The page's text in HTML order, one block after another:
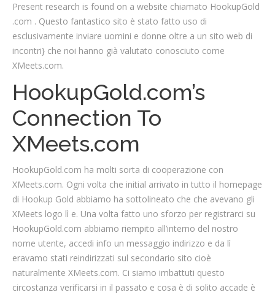
Present research is found on a website chiamato HookupGold
.com . Questo fantastico sito è stato fatto uso di
esclusivamente inviare uomini e donne oltre a un sito web di
incontri} che noi hanno già valutato conosciuto come
XMeets.com.
HookupGold.com’s
Connection To
XMeets.com
HookupGold.com ha molti sorta di cooperazione con
XMeets.com. Ogni volta che initial arrivato in tutto il homepage
di Hookup Gold abbiamo ha sottolineato che che avevano gli
XMeets logo lì e. Una volta fatto uno sforzo per registrarci su
HookupGold.com abbiamo riempito all’interno del nostro
nome utente, accedi info un messaggio indirizzo e da lì
eravamo stati reindirizzati sul secondario sito cioè
naturalmente XMeets.com. Ci siamo imbattuti questo
circostanza verificarsi in il passato e cosa è di solito accade è